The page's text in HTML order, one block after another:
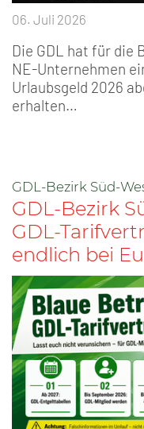
06. Juli 2026
Die GDL hat für
NE-Unternehmen
Urlaubsgeld 2026
erhalten…
GDL-Bezirk Süd-
GDL-Bezirk
GDL-
endlich bei